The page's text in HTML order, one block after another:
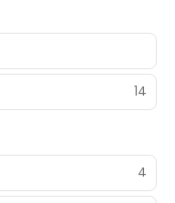
14
4